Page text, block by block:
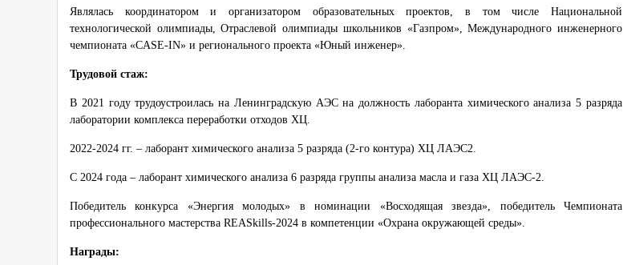
Являлась координатором и организатором образовательных проектов, в том числе Национальной
технологической олимпиады, Отраслевой олимпиады школьников «Газпром», Международного инженерного
чемпионата «CASE-IN» и регионального проекта «Юный инженер».
Трудовой стаж:
В 2021 году трудоустроилась на Ленинградскую АЭС на должность лаборанта химического анализа 5 разряда
лаборатории комплекса переработки отходов ХЦ.
2022-2024 гг. – лаборант химического анализа 5 разряда (2-го контура) ХЦ ЛАЭС2.
С 2024 года – лаборант химического анализа 6 разряда группы анализа масла и газа ХЦ ЛАЭС-2.
Победитель конкурса «Энергия молодых» в номинации «Восходящая звезда», победитель Чемпионата
профессионального мастерства REASkills-2024 в компетенции «Охрана окружающей среды».
Награды: